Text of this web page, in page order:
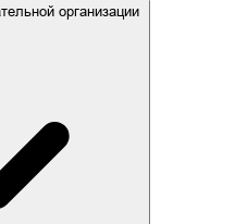
организации